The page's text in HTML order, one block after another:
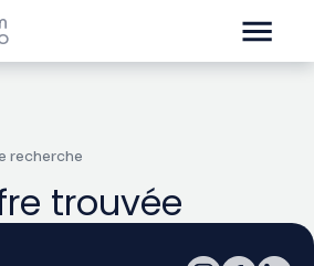
recherche
trouvée